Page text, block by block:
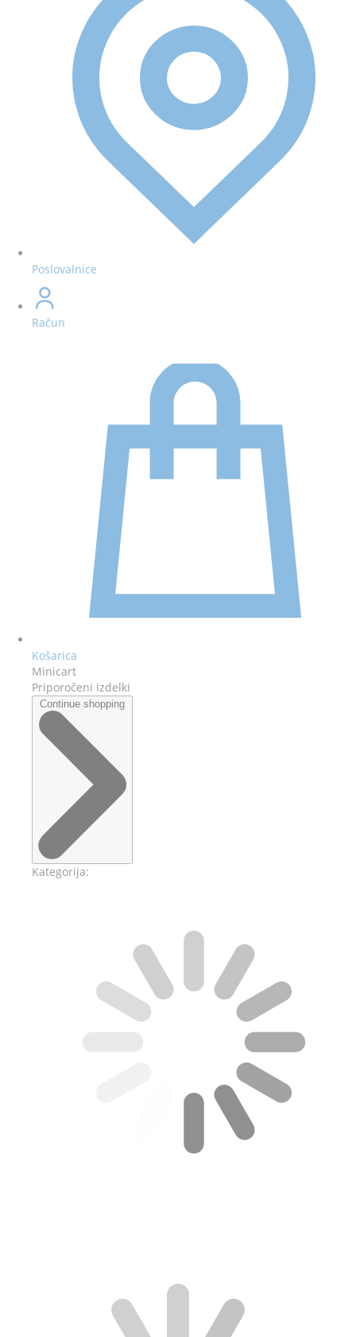
Poslovalnice
Račun
Košarica
Minicart
Priporočeni izdelki
Continue shopping
Kategorija: